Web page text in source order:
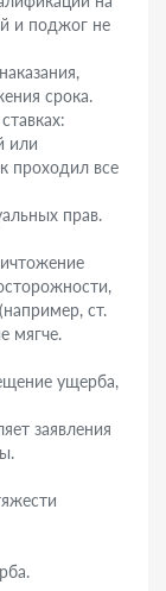
и поджог не
срока.
или
проходил все
прав.
ст.
мягче.
ущерба,
заявления